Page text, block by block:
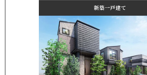
新築一戸建て